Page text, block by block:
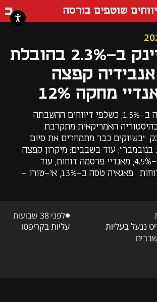
שוטפים בורסה
נאסד"ק זינק ב-2.3% בהובלת
קפצה
מדד S&P 500 עלה ב-1.5%, כשלפי דיווחים ההשבתה
האמריקאית מתקרבת
"בשווקים כבר מתמחרים את סיום
ההשבתה עד ל-30 בנובמבר"; עוד בשבבים: מיקרון קפצה
ב-6.5% ו-AMD ב-4.5%; מאנדיי פרסמה דוחות, עוד
ישראליות אחרי הדוחות: פאגאיה טסה ב-13%, אי-טורו -
ננעל בעליות
לפני 38 שבועות
עליות בקריפטו